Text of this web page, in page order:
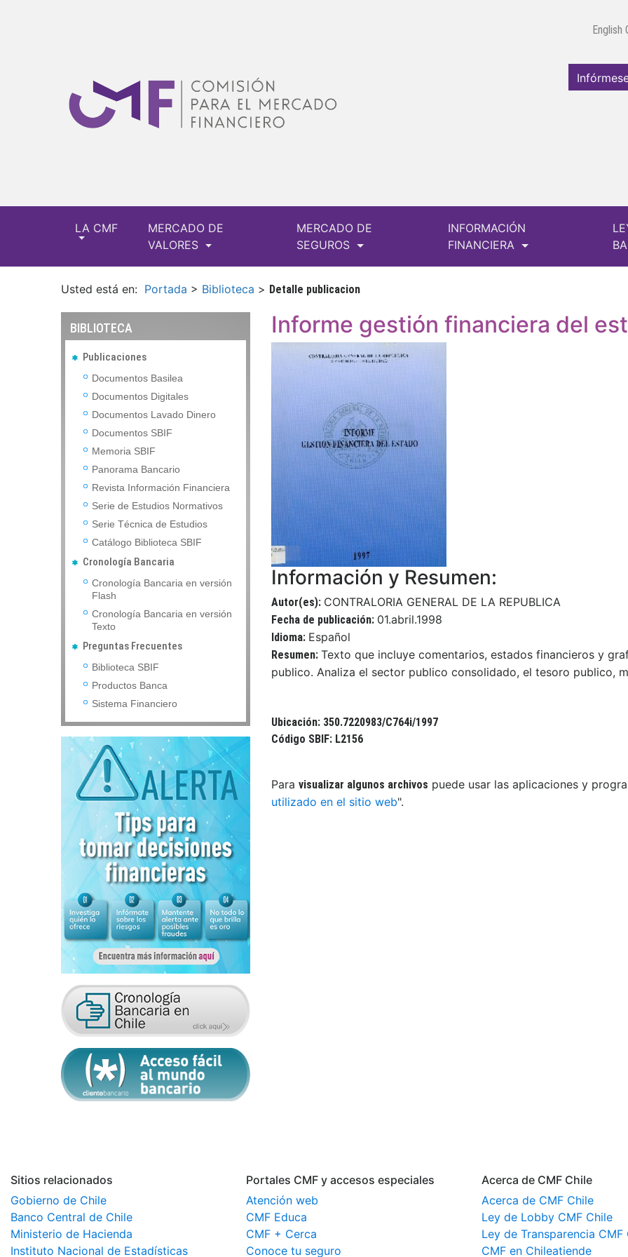
English
LA CMF
MERCADO DE
VALORES
MERCADO DE
SEGUROS
INFORMACIÓN
FINANCIERA
Usted está en: Portada > Biblioteca > Detalle publicacion
BIBLIOTECA
Publicaciones
Documentos Basilea
Documentos Digitales
Documentos Lavado Dinero
Documentos SBIF
Memoria SBIF
Panorama Bancario
Revista Información Financiera
Serie de Estudios Normativos
Serie Técnica de Estudios
Catálogo Biblioteca SBIF
Cronología Bancaria
Cronología Bancaria en versión
Flash
Cronología Bancaria en versión
Texto
Preguntas Frecuentes
Biblioteca SBIF
Productos Banca
Sistema Financiero
Informe gestión financiera del
Información y Resumen:
Autor(es): CONTRALORIA GENERAL DE LA REPUBLICA
Fecha de publicación: 01.abril.1998
Idioma: Español
Resumen: Texto que incluye comentarios, estados financieros y
publico. Analiza el sector publico consolidado, el tesoro publico,
Ubicación: 350.7220983/C764i/1997
Código SBIF: L2156
Para visualizar algunos archivos puede usar las aplicaciones y
utilizado en el sitio web".
Sitios relacionados
Gobierno de Chile
Banco Central de Chile
Ministerio de Hacienda
Instituto Nacional de Estadísticas
Portales CMF y accesos especiales
Atención web
CMF Educa
CMF + Cerca
Conoce tu seguro
Acerca de CMF Chile
Acerca de CMF Chile
Ley de Lobby CMF Chile
Ley de Transparencia CMF
CMF en Chileatiende